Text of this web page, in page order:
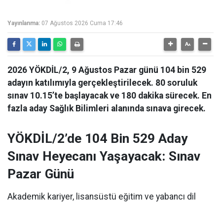
Yayınlanma: 07 Ağustos 2026 Cuma 17:46
2026 YÖKDİL/2, 9 Ağustos Pazar günü 104 bin 529
adayın katılımıyla gerçekleştirilecek. 80 soruluk
sınav 10.15’te başlayacak ve 180 dakika sürecek. En
fazla aday Sağlık Bilimleri alanında sınava girecek.
YÖKDİL/2’de 104 Bin 529 Aday
Sınav Heyecanı Yaşayacak: Sınav
Pazar Günü
Akademik kariyer, lisansüstü eğitim ve yabancı dil